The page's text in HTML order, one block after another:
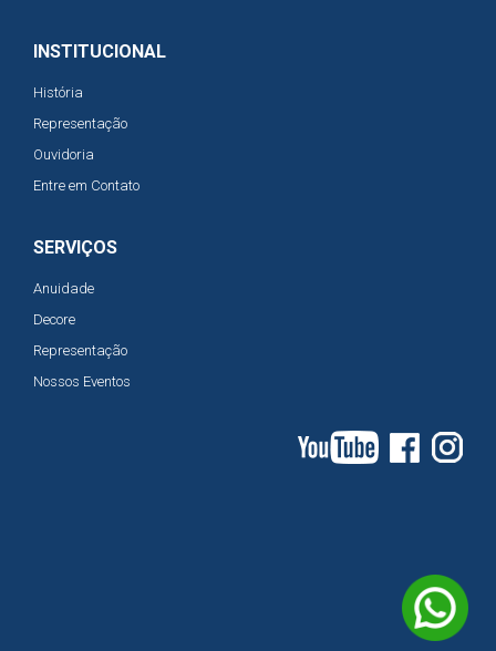
INSTITUCIONAL
História
Representação
Ouvidoria
Entre em Contato
SERVIÇOS
Anuidade
Decore
Representação
Nossos Eventos